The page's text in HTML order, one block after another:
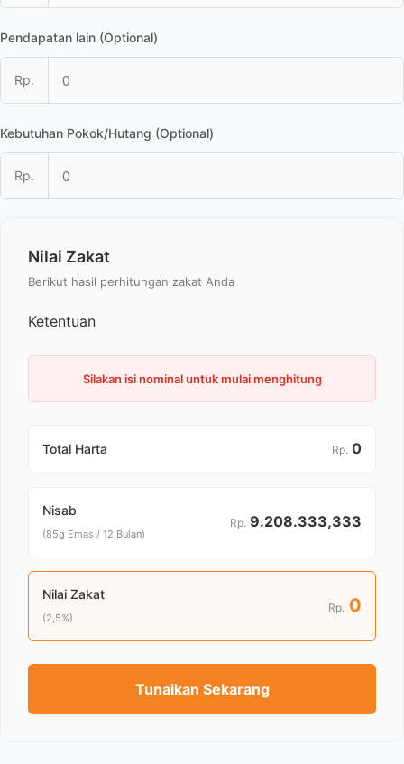
Pendapatan lain (Optional)
Rp.
Kebutuhan Pokok/Hutang (Optional)
Rp.
Nilai Zakat
Berikut hasil perhitungan zakat Anda
Ketentuan
Silakan isi nominal untuk mulai menghitung
Total Harta Rp. 0
Nisab
(85g Emas / 12 Bulan)
Rp. 9.208.333,333
Nilai Zakat
(2,5%)
Rp. 0
Tunaikan Sekarang